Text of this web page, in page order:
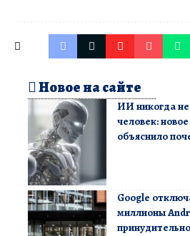
Новое на сайте
ИИ никогда
человек:
объяснило
Google
миллионы